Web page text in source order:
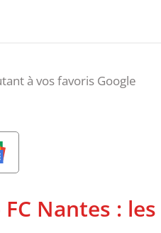
à vos favoris Google
Nantes : les